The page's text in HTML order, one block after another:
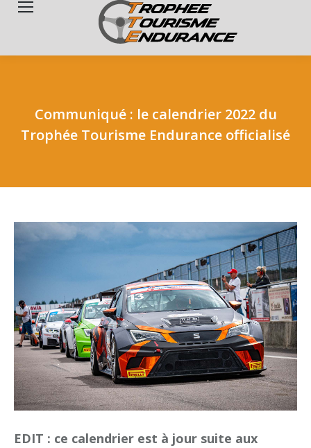
Communiqué : le calendrier 2022 du
Trophée Tourisme Endurance officialisé
EDIT : ce calendrier est à jour suite aux